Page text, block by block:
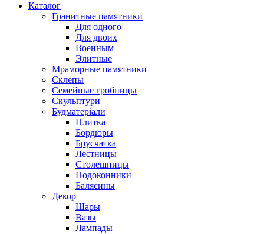
Каталог
Гранитные памятники
Для одного
Для двоих
Военным
Элитные
Мраморные памятники
Склепы
Семейные гробницы
Скульптури
Будматеріали
Плитка
Бордюры
Брусчатка
Лестницы
Столешницы
Подоконники
Балясины
Декор
Шары
Вазы
Лампады